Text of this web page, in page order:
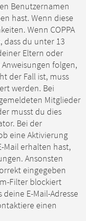
Benutzernamen
hast. Wenn diese
Wenn COPPA
dass du unter 13
Eltern oder
folgen,
der Fall ist, muss
werden. Bei
Mitglieder
musst du dies
Bei der
eine Aktivierung
Mail erhalten hast,
Ansonsten
eingegeben
Filter blockiert
E-Mail-Adresse
einen